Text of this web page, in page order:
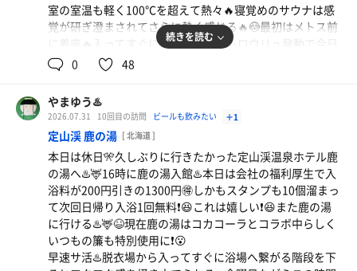
室の室温も軽く100℃を超えて熱々🔥寝覚めのサウナは感
覚が研ぎ澄まされてさらに熱く感じる🔥😳最初はメトス前
に着座🔥入ってすぐに目覚ましオートロウリュ発動で今日
もクレイジーな熱さ🔥😱💦5分も経たずして大量発汗😱💦
本日の水風呂は7.3℃と16.5℃❄️交感神経が一気に働いて目
覚めのグルシン❄️
露天風呂スペースのインフィニティチェアで整い🪑☺️さん
さんと太陽の光が差し込んで心地よい風が吹き抜ける☺️✨
まだ1セット目なのに体中はもうあまみでいっぱい❗️😳
15分に1回のオートロウリュの時間に合わせて座る場所を
変えながら合計6セット🔥朝から良い汗をかいて絞りきる
🔥☺️💦久しぶりのあサ活は気持ちが良い☀️☺️
限定37枚の3ヶ月パスポートも完売御礼のよう㊗️これから
また3ヶ月間センチュリオンライフを楽しみたい☺️8月もゲ
ストロウリュもありイベント尽くしなので機会があればぜ
ひ楽しみたい❗️♨️😆
続きを読む
0 48
やまゆう♨️
2026.07.31 10回目の訪問 ビールも飲みたい ＋1
定山渓 鹿の湯 [ 北海道 ]
本日は休日🎌久しぶりに行きたかった定山渓温泉ホテル鹿
の湯へ♨️🦌16時に鹿の湯入館♨️本日は会社の福利厚生で入
浴料が200円引きの1300円🉐しかもスタンプも10個溜まっ
て次回日帰り入浴1回無料❗️😆これは嬉しい❗️😆また鹿の湯
に行ける♨️🦌😆現在鹿の湯はコカコーラとコラボ中らしく
いつもの簾も特別使用に❗️😮
早速サ活♨️脱衣場から入ってすぐに浴場へ繋がる階段を下